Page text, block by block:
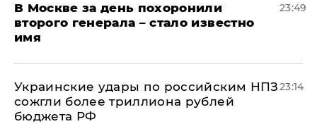
В Москве за день похоронили
второго генерала – стало известно
имя
23:49
Украинские удары по российским НПЗ
сожгли более триллиона рублей
бюджета РФ
23:14